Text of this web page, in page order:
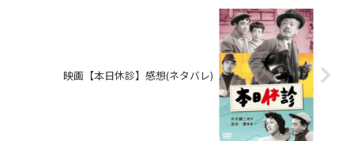
映画【本日休診】感想(ネタバレ)